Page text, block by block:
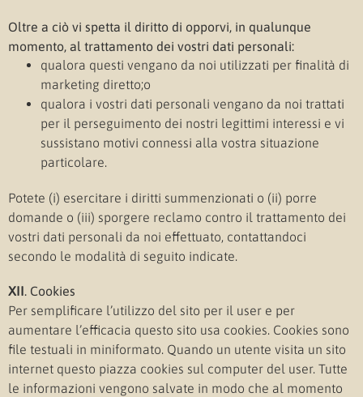
Oltre a ciò vi spetta il diritto di opporvi, in qualunque
momento, al trattamento dei vostri dati personali:
qualora questi vengano da noi utilizzati per finalità di
marketing diretto;o
qualora i vostri dati personali vengano da noi trattati
per il perseguimento dei nostri legittimi interessi e vi
sussistano motivi connessi alla vostra situazione
particolare.
Potete (i) esercitare i diritti summenzionati o (ii) porre
domande o (iii) sporgere reclamo contro il trattamento dei
vostri dati personali da noi effettuato, contattandoci
secondo le modalità di seguito indicate.
XII. Cookies
Per semplificare l’utilizzo del sito per il user e per
aumentare l’efficacia questo sito usa cookies. Cookies sono
file testuali in miniformato. Quando un utente visita un sito
internet questo piazza cookies sul computer del user. Tutte
le informazioni vengono salvate in modo che al momento